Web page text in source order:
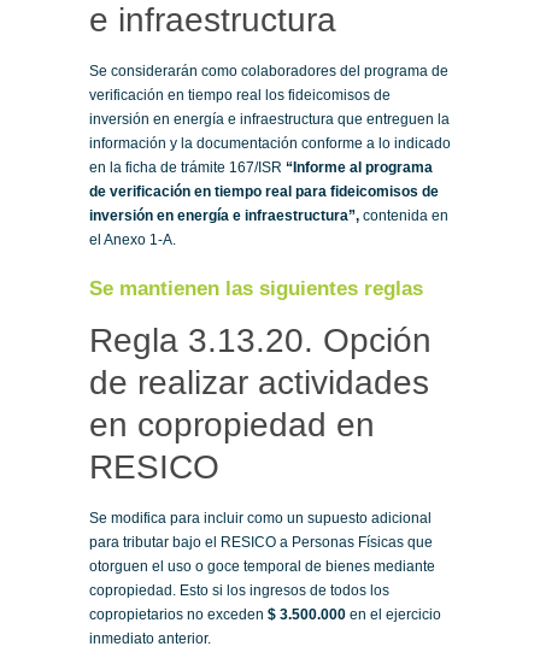
e infraestructura
Se considerarán como colaboradores del programa de
verificación en tiempo real los fideicomisos de
inversión en energía e infraestructura que entreguen la
información y la documentación conforme a lo indicado
en la ficha de trámite 167/ISR “Informe al programa
de verificación en tiempo real para fideicomisos de
inversión en energía e infraestructura”, contenida en
el Anexo 1-A.
Se mantienen las siguientes reglas
Regla 3.13.20. Opción
de realizar actividades
en copropiedad en
RESICO
Se modifica para incluir como un supuesto adicional
para tributar bajo el RESICO a Personas Físicas que
otorguen el uso o goce temporal de bienes mediante
copropiedad. Esto si los ingresos de todos los
copropietarios no exceden $ 3.500.000 en el ejercicio
inmediato anterior.